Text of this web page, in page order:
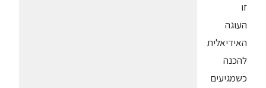
זו
העוגה
האידיאלית
להכנה
כשמגיעים